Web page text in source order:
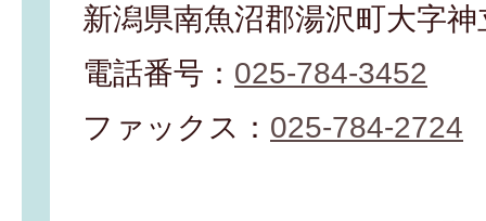
新潟県南魚沼郡湯沢町大字
電話番号： 025-784-3452
ファックス： 025-784-2724